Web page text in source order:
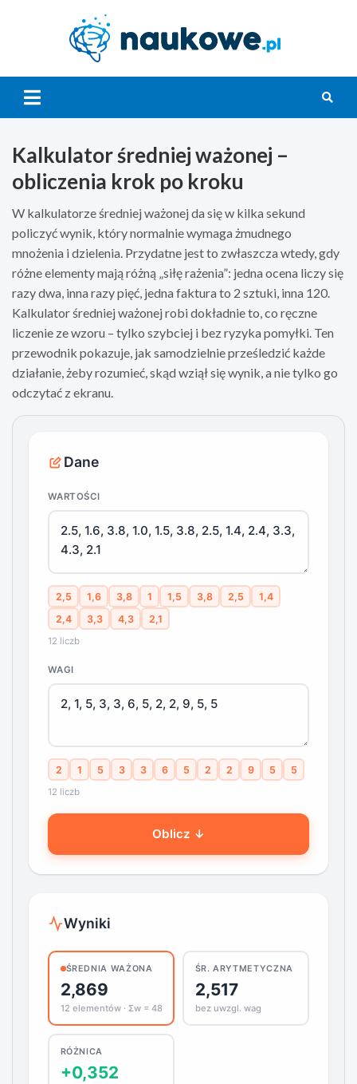
Kalkulator średniej ważonej –
obliczenia krok po kroku
W kalkulatorze średniej ważonej da się w kilka sekund
policzyć wynik, który normalnie wymaga żmudnego
mnożenia i dzielenia. Przydatne jest to zwłaszcza wtedy, gdy
różne elementy mają różną „siłę rażenia”: jedna ocena liczy się
razy dwa, inna razy pięć, jedna faktura to 2 sztuki, inna 120.
Kalkulator średniej ważonej robi dokładnie to, co ręczne
liczenie ze wzoru – tylko szybciej i bez ryzyka pomyłki. Ten
przewodnik pokazuje, jak samodzielnie prześledzić każde
działanie, żeby rozumieć, skąd wziął się wynik, a nie tylko go
odczytać z ekranu.
Dane
WARTOŚCI
2,5 1,6 3,8 1 1,5 3,8 2,5
1,4
2,4
3,3 4,3 2,1
12 liczb
WAGI
2 1 5 3 3 6 5 2 2 9 5 5
12 liczb
Oblicz ↓
Wyniki
ŚREDNIA WAŻONA
2,869
12 elementów · Σw = 48
ŚR. ARYTMETYCZNA
2,517
bez uwzgl. wag
RÓŻNICA
+0,352